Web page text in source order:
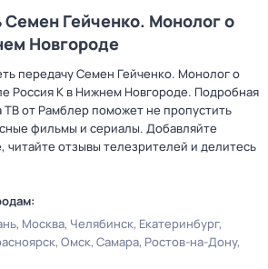
Семен Гейченко. Монолог о
Новгороде
передачу Семен Гейченко. Монолог о
Россия К в Нижнем Новгороде. Подробная
ТВ от Рамблер поможет не пропустить
фильмы и сериалы. Добавляйте
читайте отзывы телезрителей и делитесь
Москва Челябинск Екатеринбург
Омск Самара Ростов-на-Дону